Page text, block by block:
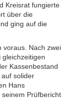
Kreisrat fungierte
über die
ging auf die
voraus. Nach zwei
Kassenbestand
solider
Hans
Prüfbericht